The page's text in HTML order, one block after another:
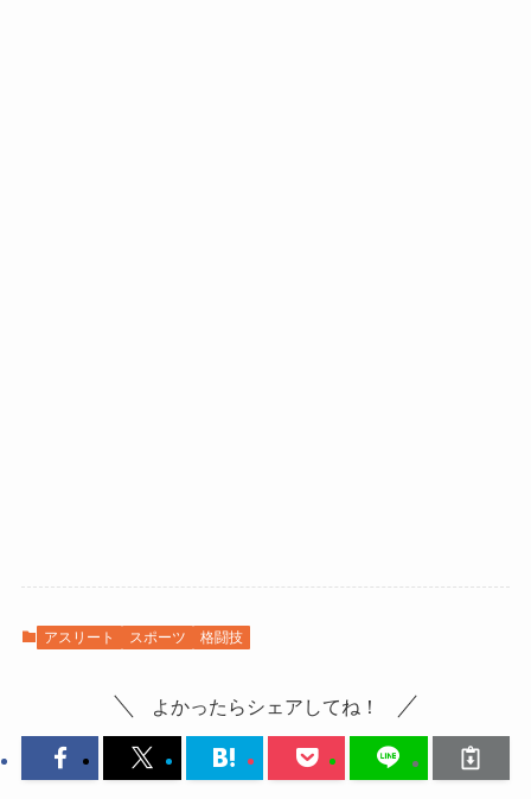
アスリート スポーツ 格闘技
よかったらシェアしてね！